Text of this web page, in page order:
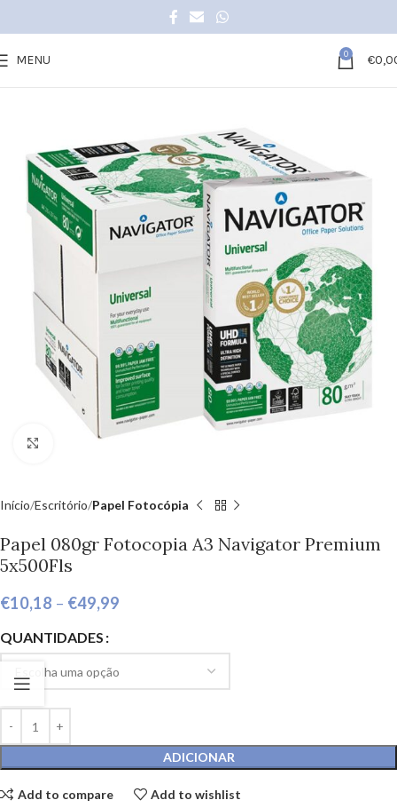
MENU 0 €
Click to enlarge
Início Escritório Papel Fotocópia
Papel 080gr Fotocopia A3 Navigator Premium
5x500Fls
€10,18 – €49,99
QUANTIDADES
ADICIONAR
Add to compare Add to wishlist